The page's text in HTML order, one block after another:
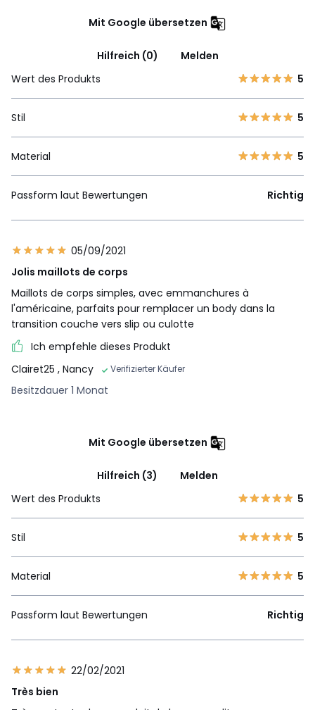
Mit Google übersetzen
Hilfreich (0)
Melden
Wert des Produkts
5
Stil 5
Material 5
Passform laut Bewertungen Richtig
05/09/2021
Jolis maillots de corps
Maillots de corps simples, avec emmanchures à
l'américaine, parfaits pour remplacer un body dans la
transition couche vers slip ou culotte
Ich empfehle dieses Produkt
Clairet25 , Nancy Verifizierter Käufer
Besitzdauer 1 Monat
Mit Google übersetzen
Hilfreich (3)
Melden
Wert des Produkts
5
Stil 5
Material 5
Passform laut Bewertungen Richtig
22/02/2021
Très bien